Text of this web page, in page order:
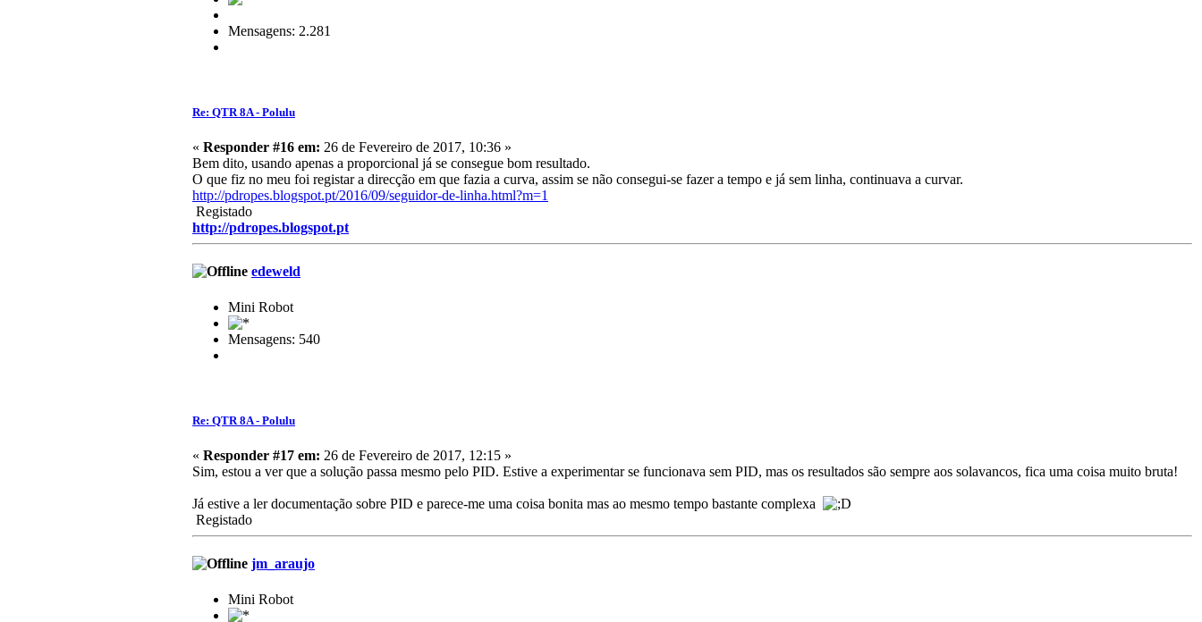
Mensagens: 2.281
Re: QTR 8A - Polulu
« Responder #16 em: 26 de Fevereiro de 2017, 10:36 »
Bem dito, usando apenas a proporcional já se consegue bom resultado.
O que fiz no meu foi registar a direcção em que fazia a curva, assim se não consegui-se fazer a tempo e já sem linha, continuava a curvar.
http://pdropes.blogspot.pt/2016/09/seguidor-de-linha.html?m=1
Registado
http://pdropes.blogspot.pt
edeweld
Mini Robot
Mensagens: 540
Re: QTR 8A - Polulu
« Responder #17 em: 26 de Fevereiro de 2017, 12:15 »
Sim, estou a ver que a solução passa mesmo pelo PID. Estive a experimentar se funcionava sem PID, mas os resultados são sempre aos solavancos, fica uma coisa muito bruta!
Já estive a ler documentação sobre PID e parece-me uma coisa bonita mas ao mesmo tempo bastante complexa
Registado
jm_araujo
Mini Robot